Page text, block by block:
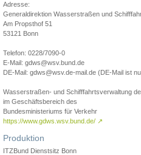
Adresse:
Generaldirektion Wasserstraßen und
Am Propsthof 51
53121 Bonn
Telefon: 0228/7090-0
E-Mail: gdws@wsv.bund.de
DE-Mail: gdws@wsv.de-mail.de (DE-Mail ist
Wasserstraßen- und Schifffahrtsverwaltung
im Geschäftsbereich des
Bundesministeriums für Verkehr
https://www.gdws.wsv.bund.de/ ↗
Produktion
ITZBund Dienstsitz Bonn